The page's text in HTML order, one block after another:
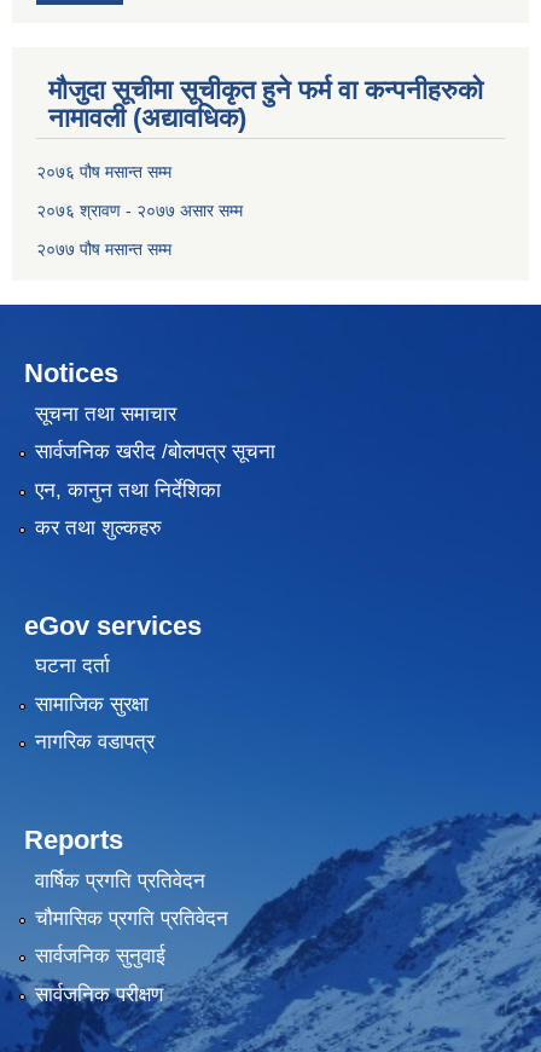
मौजुदा सूचीमा सूचीकृत हुने फर्म वा कन्पनीहरुको
नामावली (अद्यावधिक)
२०७६ पौष मसान्त सम्म
२०७६ श्रावण - २०७७ असार सम्म
२०७७ पौष मसान्त सम्म
Notices
सूचना तथा समाचार
सार्वजनिक खरीद /बोलपत्र सूचना
एन, कानुन तथा निर्देशिका
कर तथा शुल्कहरु
eGov services
घटना दर्ता
सामाजिक सुरक्षा
नागरिक वडापत्र
Reports
वार्षिक प्रगति प्रतिवेदन
चौमासिक प्रगति प्रतिवेदन
सार्वजनिक सुनुवाई
सार्वजनिक परीक्षण